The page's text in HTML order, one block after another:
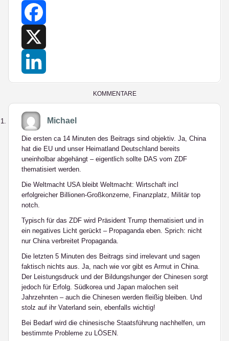
Facebook
KOMMENTARE
Michael
Die ersten ca 14 Minuten des Beitrags sind objektiv. Ja, China
hat die EU und unser Heimatland Deutschland bereits
uneinholbar abgehängt – eigentlich sollte DAS vom ZDF
thematisiert werden.
Die Weltmacht USA bleibt Weltmacht: Wirtschaft incl
erfolgreicher Billionen-Großkonzerne, Finanzplatz, Militär top
notch.
Typisch für das ZDF wird Präsident Trump thematisiert und in
ein negatives Licht gerückt – Propaganda eben. Sprich: nicht
nur China verbreitet Propaganda.
Die letzten 5 Minuten des Beitrags sind irrelevant und sagen
faktisch nichts aus. Ja, nach wie vor gibt es Armut in China.
Der Leistungsdruck und der Bildungshunger der Chinesen sorgt
jedoch für Erfolg. Südkorea und Japan malochen seit
Jahrzehnten – auch die Chinesen werden fleißig bleiben. Und
stolz auf ihr Vaterland sein, ebenfalls wichtig!
Bei Bedarf wird die chinesische Staatsführung nachhelfen, um
bestimmte Probleme zu LÖSEN.